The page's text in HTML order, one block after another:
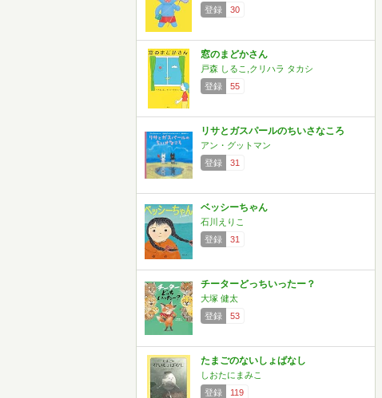
登録
30
窓のまどかさん
戸森 しるこ,クリハラ タカシ
登録
55
リサとガスパールのちいさなころ
アン・グットマン
登録
31
ベッシーちゃん
石川えりこ
登録
31
チーターどっちいったー？
大塚 健太
登録
53
たまごのないしょばなし
しおたにまみこ
登録
119